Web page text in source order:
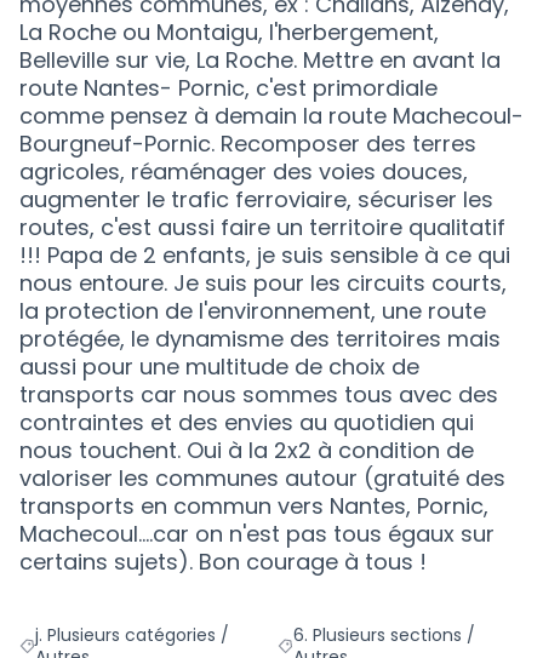
La Roche ou Montaigu, l'herbergement,
Belleville sur vie, La Roche. Mettre en avant la
route Nantes- Pornic, c'est primordiale
comme pensez à demain la route Machecoul-
Bourgneuf-Pornic. Recomposer des terres
agricoles, réaménager des voies douces,
augmenter le trafic ferroviaire, sécuriser les
routes, c'est aussi faire un territoire qualitatif
!!! Papa de 2 enfants, je suis sensible à ce qui
nous entoure. Je suis pour les circuits courts,
la protection de l'environnement, une route
protégée, le dynamisme des territoires mais
aussi pour une multitude de choix de
transports car nous sommes tous avec des
contraintes et des envies au quotidien qui
nous touchent. Oui à la 2x2 à condition de
valoriser les communes autour (gratuité des
transports en commun vers Nantes, Pornic,
Machecoul....car on n'est pas tous égaux sur
certains sujets). Bon courage à tous !
j. Plusieurs catégories /
6. Plusieurs sections /